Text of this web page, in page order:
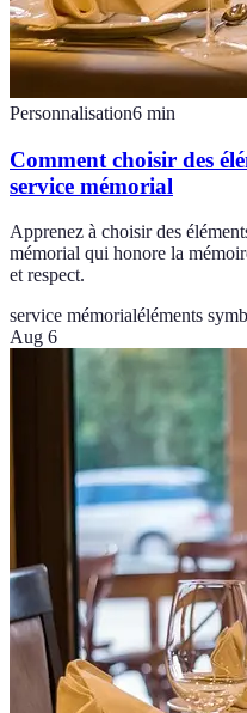
Personnalisation6 min
Comment choisir des
service mémorial
Apprenez à choisir des
mémorial qui honore la
et respect.
service mémorialéléments
Aug 6